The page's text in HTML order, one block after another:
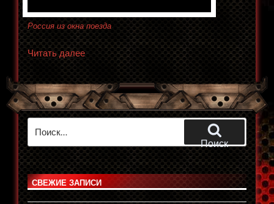
Россия из окна поезда
Читать далее«Россия
из
окна
поезда»
Поиск
СВЕЖИЕ ЗАПИСИ